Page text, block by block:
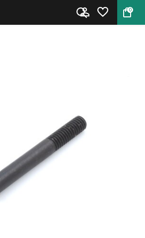
0
Kolfschroef Slavia 6...